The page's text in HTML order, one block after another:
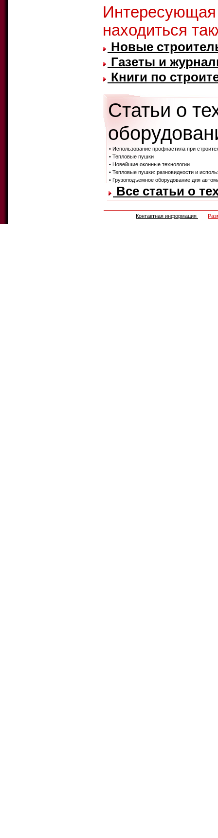
находиться
Новые
Газеты и
Книги по
Статьи о
• Использование профнастила при
• Тепловые пушки
• Новейшие оконные технологии
• Тепловые пушки: разновидности и
• Грузоподъемное оборудование для
Все статьи о
Контактная информация